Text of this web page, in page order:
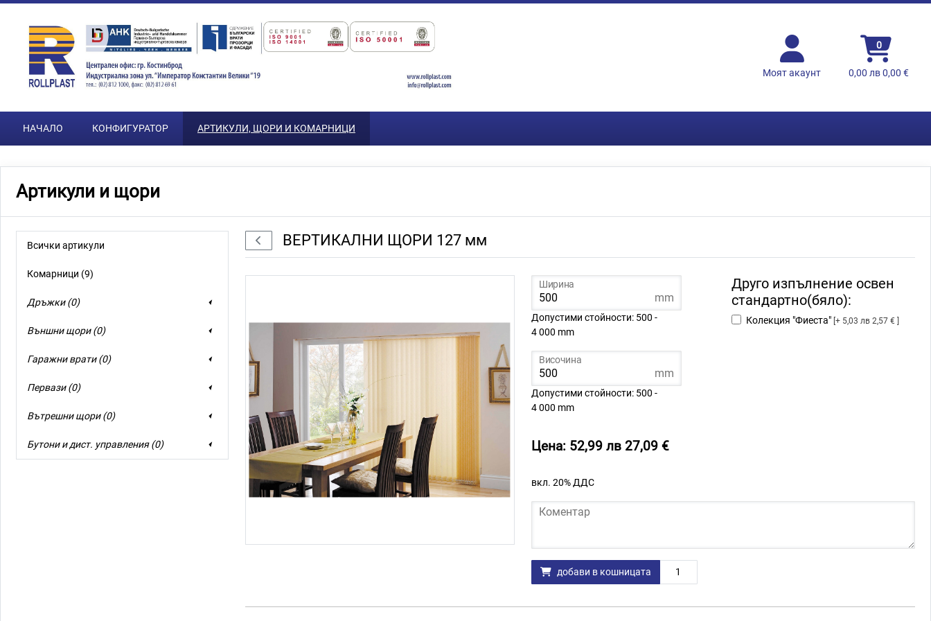
Преминете към основното съдържание
Моят акаунт
0
0,00 лв 0,00 €
НАЧАЛО КОНФИГУРАТОР АРТИКУЛИ, ЩОРИ И КОМАРНИЦИ
Артикули и щори
Всички артикули
Комарници (9)
Дръжки (0)
Външни щори (0)
Гаражни врати (0)
Первази (0)
Вътрешни щори (0)
Бутони и дист. управления (0)
НазадВЕРТИКАЛНИ ЩОРИ 127 мм
Ширина
mm
Допустими стойности: 500 -
4 000 mm
Височина
mm
Допустими стойности: 500 -
4 000 mm
Друго изпълнение освен
стандартно(бяло):
Колекция "Фиеста" 5,03 лв 2,57 €
Цена: 52,99 лв 27,09 €
вкл. 20% ДДС
Коментар
добави в кошницата
Количество